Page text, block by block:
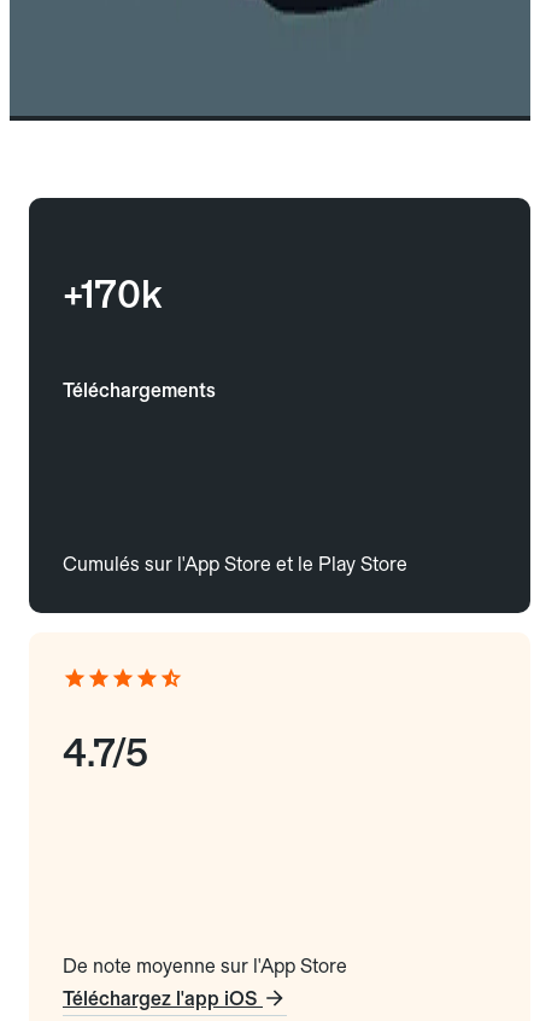
+170k
Téléchargements
Cumulés sur l'App Store et le Play Store
4.7/5
De note moyenne sur l'App Store
Téléchargez l'app iOS